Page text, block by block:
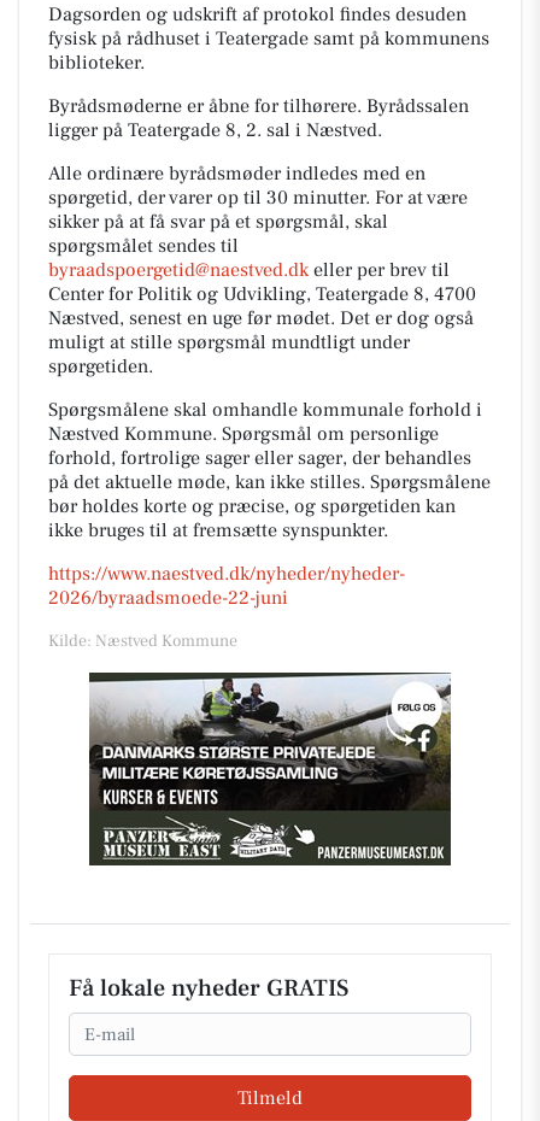
Dagsorden og udskrift af protokol findes desuden
fysisk på rådhuset i Teatergade samt på kommunens
biblioteker.
Byrådsmøderne er åbne for tilhørere. Byrådssalen
ligger på Teatergade 8, 2. sal i Næstved.
Alle ordinære byrådsmøder indledes med en
spørgetid, der varer op til 30 minutter. For at være
sikker på at få svar på et spørgsmål, skal
spørgsmålet sendes til
byraadspoergetid@naestved.dkeller per brev til
Center for Politik og Udvikling, Teatergade 8, 4700
Næstved, senest en uge før mødet. Det er dog også
muligt at stille spørgsmål mundtligt under
spørgetiden.
Spørgsmålene skal omhandle kommunale forhold i
Næstved Kommune. Spørgsmål om personlige
forhold, fortrolige sager eller sager, der behandles
på det aktuelle møde, kan ikke stilles. Spørgsmålene
bør holdes korte og præcise, og spørgetiden kan
ikke bruges til at fremsætte synspunkter.
https://www.naestved.dk/nyheder/nyheder-
2026/byraadsmoede-22-juni
Kilde: Næstved Kommune
Få lokale nyheder GRATIS
Email
Tilmeld